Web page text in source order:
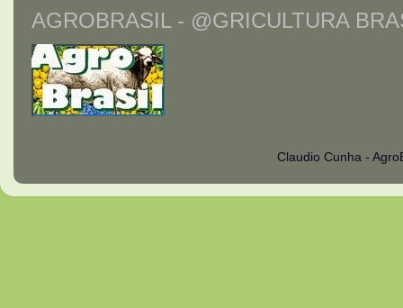
AGROBRASIL - @GRICULTURA
Claudio Cunha -